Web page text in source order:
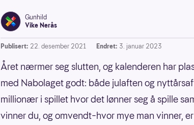
Gunhild
Vike Nerås
Publisert: 22. desember 2021 Endret: 3. januar 2023
Året nærmer seg slutten, og kalenderen har
med Nabolaget godt: både julaften og
millionær i spillet hvor det lønner seg å spille
vinner du, og omvendt–hvor mye man vinner,